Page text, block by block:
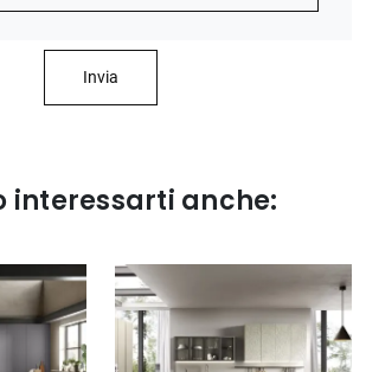
Invia
interessarti anche: